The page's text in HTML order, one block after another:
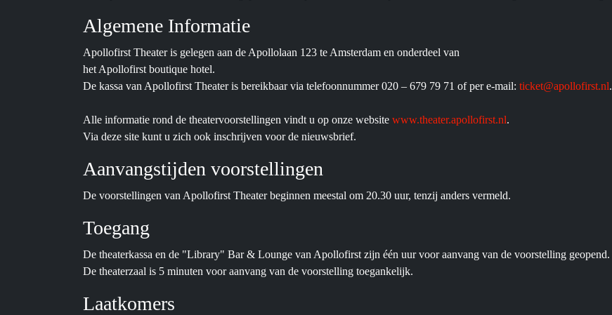
Algemene Informatie
Apollofirst Theater is gelegen aan de Apollolaan 123 te Amsterdam en onderdeel van
het Apollofirst boutique hotel.
De kassa van Apollofirst Theater is bereikbaar via telefoonnummer 020 – 679 79 71 of per e-mail: ticket@apollofirst.nl.
Alle informatie rond de theatervoorstellingen vindt u op onze website www.theater.apollofirst.nl.
Via deze site kunt u zich ook inschrijven voor de nieuwsbrief.
Aanvangstijden voorstellingen
De voorstellingen van Apollofirst Theater beginnen meestal om 20.30 uur, tenzij anders vermeld.
Toegang
De theaterkassa en de "Library" Bar & Lounge van Apollofirst zijn één uur voor aanvang van de voorstelling geopend.
De theaterzaal is 5 minuten voor aanvang van de voorstelling toegankelijk.
Laatkomers